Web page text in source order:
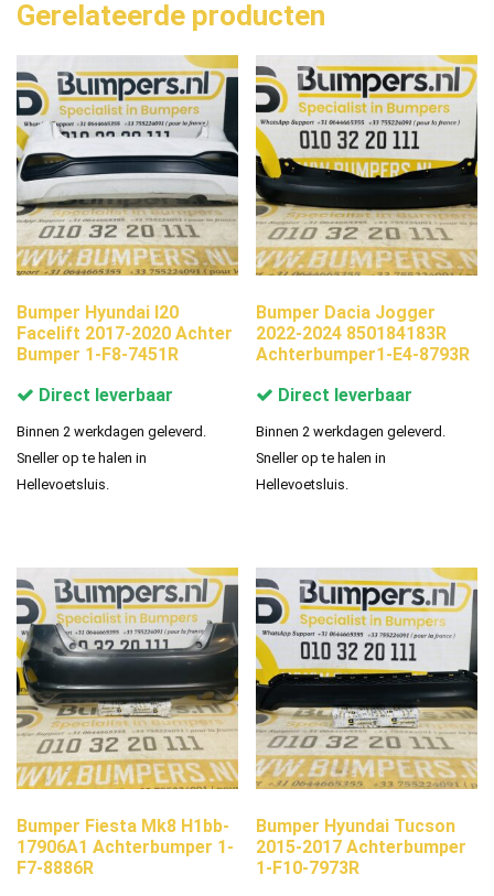
Gerelateerde producten
Bumper Hyundai I20
Facelift 2017-2020 Achter
Bumper 1-F8-7451R
Direct leverbaar
Binnen 2 werkdagen geleverd.
Sneller op te halen in
Hellevoetsluis.
Bumper Dacia Jogger
2022-2024 850184183R
Achterbumper1-E4-8793R
Direct leverbaar
Binnen 2 werkdagen geleverd.
Sneller op te halen in
Hellevoetsluis.
Bumper Fiesta Mk8 H1bb-
17906A1 Achterbumper 1-
F7-8886R
Bumper Hyundai Tucson
2015-2017 Achterbumper
1-F10-7973R